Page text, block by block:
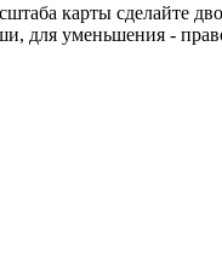
карты сделайте
для уменьшения -